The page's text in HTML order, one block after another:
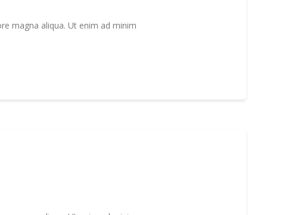
magna aliqua. Ut enim ad minim